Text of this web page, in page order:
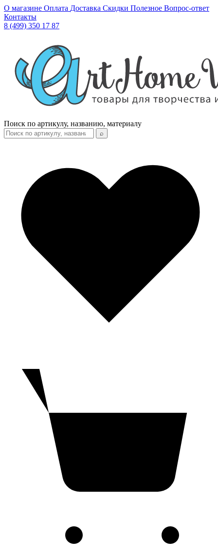
О магазине Оплата Доставка Скидки Полезное Вопрос-ответ
Контакты
8 (499) 350 17 87
Поиск по артикулу, названию, материалу
⌕